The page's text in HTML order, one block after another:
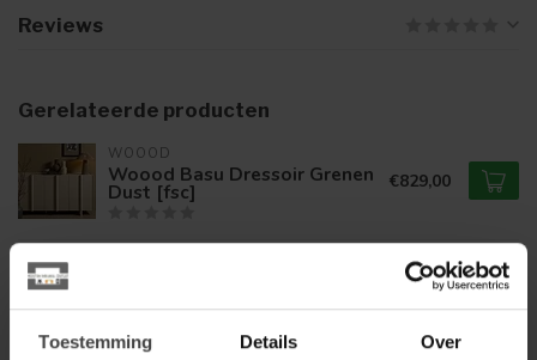
Toestemming Details Over
Reviews
Gerelateerde producten
WOOOD
Woood Basu Dressoir Grenen
Dust [fsc] €829,00
nachtkastje links/rechts hout €59,95